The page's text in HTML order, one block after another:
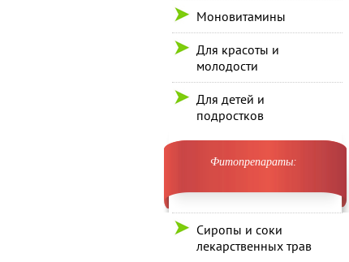
Моновитамины
Для красоты и
молодости
Для детей и
подростков
Фитопрепараты:
Сиропы и соки
лекарственных трав